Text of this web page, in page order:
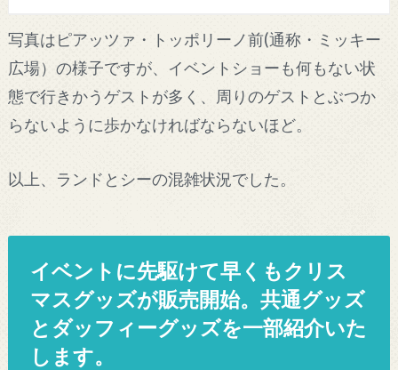
写真はピアッツァ・トッポリーノ前(通称・ミッキー
広場）の様子ですが、イベントショーも何もない状
態で行きかうゲストが多く、周りのゲストとぶつか
らないように歩かなければならないほど。
以上、ランドとシーの混雑状況でした。
イベントに先駆けて早くもクリス
マスグッズが販売開始。共通グッズ
とダッフィーグッズを一部紹介いた
します。